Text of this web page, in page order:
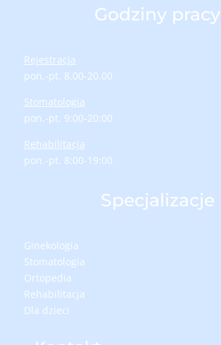
Godziny pracy
Rejestracja
pon.-pt. 8.00-20.00
Stomatologia
pon.-pt. 9:00-20:00
Rehabilitacja
pon.-pt. 8:00-19:00
Specjalizacje
Ginekologia
Stomatologia
Ortopedia
Rehabilitacja
Dla dzieci